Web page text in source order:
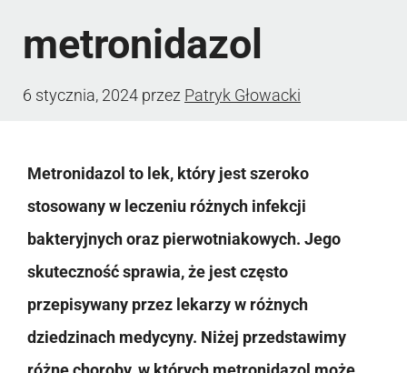
metronidazol
6 stycznia, 2024 przez Patryk Głowacki
Metronidazol to lek, który jest szeroko
stosowany w leczeniu różnych infekcji
bakteryjnych oraz pierwotniakowych. Jego
skuteczność sprawia, że jest często
przepisywany przez lekarzy w różnych
dziedzinach medycyny. Niżej przedstawimy